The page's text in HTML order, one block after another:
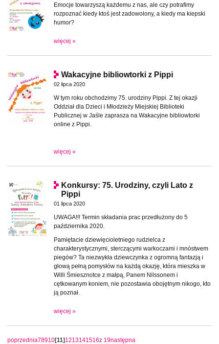
Emocje towarzyszą każdemu z nas, ale czy potrafimy
rozpoznać kiedy ktoś jest zadowolony, a kiedy ma kiepski
humor?
więcej »
Wakacyjne bibliowtorki z Pippi
02 lipca 2020
W tym roku obchodzimy 75. urodziny Pippi. Z tej okazji
Oddział dla Dzieci i Młodzieży Miejskiej Biblioteki
Publicznej w Jaśle zaprasza na Wakacyjne bibliowtorki
online z Pippi.
więcej »
Konkursy: 75. Urodziny, czyli Lato z
Pippi
01 lipca 2020
UWAGA!!! Termin składania prac przedłużony do 5
października 2020.
Pamiętacie dziewięcioletniego rudzielca z
charakterystycznymi, sterczącymi warkoczami i mnóstwem
piegów? Ta niezwykła dziewczynka z ogromną fantazją i
głową pełną pomysłów na każdą okazję, która mieszka w
Willi Śmiesznotce z małpą, Panem Nilssonem i
cętkowanym koniem, nie pozostawia obojętnym nikogo, kto
ją poznał.
więcej »
poprzednia78910[11]1213141516z 19następna